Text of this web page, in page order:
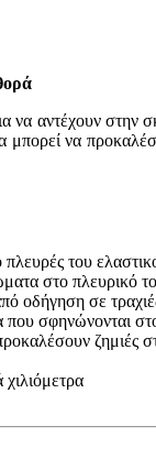
να αντέχουν
να
του
στο πλευρικό
οδήγηση σε
που σφηνώνονται
ζημιές